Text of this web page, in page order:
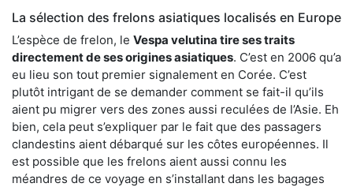
La sélection des frelons asiatiques localisés en Europe
L’espèce de frelon, le Vespa velutina tire ses traits
directement de ses origines asiatiques. C’est en 2006 qu’a
eu lieu son tout premier signalement en Corée. C’est
plutôt intrigant de se demander comment se fait-il qu’ils
aient pu migrer vers des zones aussi reculées de l’Asie. Eh
bien, cela peut s’expliquer par le fait que des passagers
clandestins aient débarqué sur les côtes européennes. Il
est possible que les frelons aient aussi connu les
méandres de ce voyage en s’installant dans les bagages